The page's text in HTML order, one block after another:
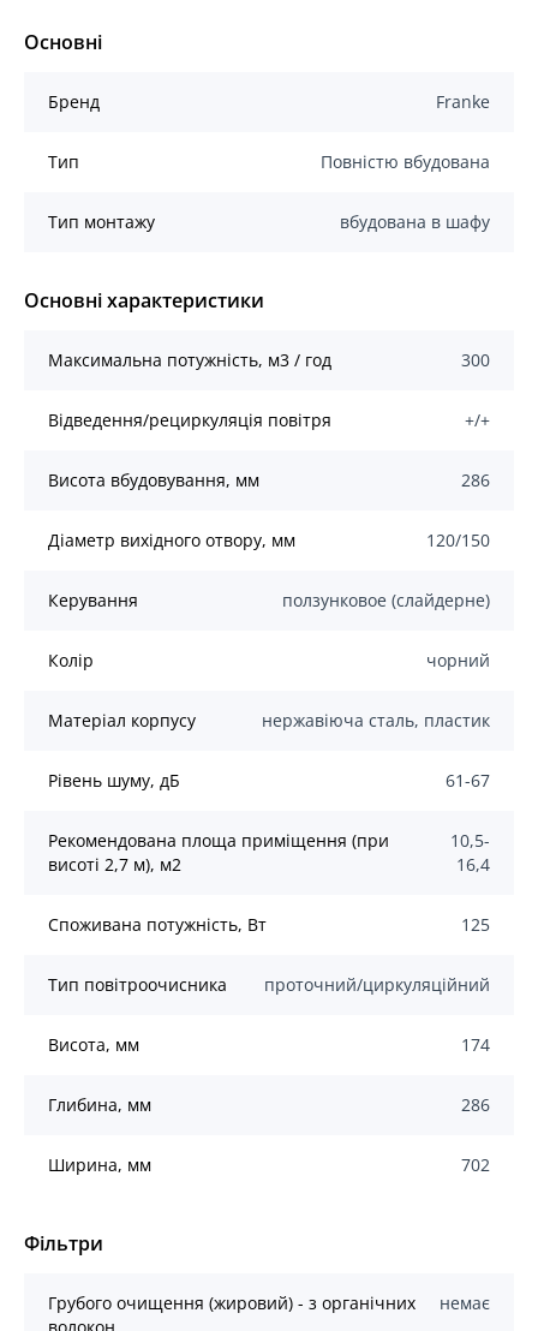
Основні
Бренд Franke
Тип Повністю вбудована
Тип монтажу вбудована в шафу
Основні характеристики
Mаксимальна потужність, м3 / год 300
Відведення/рециркуляція повітря +/+
Висота вбудовування, мм 286
Діаметр вихідного отвору, мм 120/150
Керування ползунковое (слайдерне)
Колір чорний
Матеріал корпусу нержавіюча сталь, пластик
Рівень шуму, дБ 61-67
Рекомендована площа приміщення (при
висоті 2,7 м), м2
10,5-
16,4
Споживана потужність, Вт 125
Тип повітроочисника проточний/циркуляційний
Висота, мм 174
Глибина, мм 286
Ширина, мм 702
Фільтри
Грубого очищення (жировий) - з органічних
немає